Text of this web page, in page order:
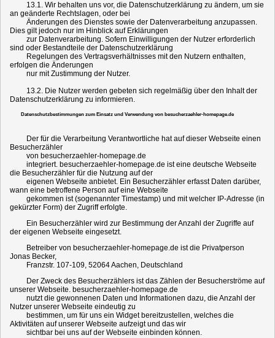
13.1. Wir behalten uns vor, die Datenschutzerklärung zu ändern, um sie
an geänderte Rechtslagen, oder bei
Änderungen des Dienstes sowie der Datenverarbeitung anzupassen.
Dies gilt jedoch nur im Hinblick auf Erklärungen
zur Datenverarbeitung. Sofern Einwilligungen der Nutzer erforderlich
sind oder Bestandteile der Datenschutzerklärung
Regelungen des Vertragsverhältnisses mit den Nutzern enthalten,
erfolgen die Änderungen
nur mit Zustimmung der Nutzer.
13.2. Die Nutzer werden gebeten sich regelmäßig über den Inhalt der
Datenschutzerklärung zu informieren.
Datenschutzbestimmungen zum Einsatz und Verwendung von besucherzaehler-homepage.de
Der für die Verarbeitung Verantwortliche hat auf dieser Webseite einen
Besucherzähler
von besucherzaehler-homepage.de
integriert. besucherzaehler-homepage.de ist eine deutsche Webseite
die Besucherzähler für die Nutzung auf der
eigenen Webseite anbietet. Ein Besucherzähler erfasst Daten darüber,
wann eine betroffene Person auf eine Webseite
gekommen ist (sogenannter Timestamp) und mit welcher IP-Adresse (in
gekürzter Form) der Zugriff erfolgte.
Ein Besucherzähler wird zur Bestimmung der Anzahl der Zugriffe auf
der eigenen Webseite eingesetzt.
Betreiber von besucherzaehler-homepage.de ist die Privatperson
Jonas Becker,
Franzstr. 107-109, 52064 Aachen, Deutschland
Der Zweck des Besucherzählers ist das Zählen der Besucherströme auf
unserer Webseite. besucherzaehler-homepage.de
nutzt die gewonnenen Daten und Informationen dazu, die Anzahl der
Nutzer unserer Webseite eindeutig zu
bestimmen, um für uns ein Widget bereitzustellen, welches die
Aktivitäten auf unserer Webseite aufzeigt und das wir
sichtbar bei uns auf der Webseite einbinden können.